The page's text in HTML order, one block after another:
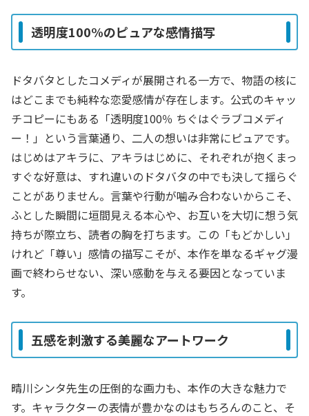
透明度100%のピュアな感情描写
ドタバタとしたコメディが展開される一方で、物語の核に
はどこまでも純粋な恋愛感情が存在します。公式のキャッ
チコピーにもある「透明度100％ ちぐはぐラブコメディ
ー！」という言葉通り、二人の想いは非常にピュアです。
はじめはアキラに、アキラはじめに、それぞれが抱くまっ
すぐな好意は、すれ違いのドタバタの中でも決して揺らぐ
ことがありません。言葉や行動が噛み合わないからこそ、
ふとした瞬間に垣間見える本心や、お互いを大切に想う気
持ちが際立ち、読者の胸を打ちます。この「もどかしい」
けれど「尊い」感情の描写こそが、本作を単なるギャグ漫
画で終わらせない、深い感動を与える要因となっていま
す。
五感を刺激する美麗なアートワーク
晴川シンタ先生の圧倒的な画力も、本作の大きな魅力で
す。キャラクターの表情が豊かなのはもちろんのこと、そ